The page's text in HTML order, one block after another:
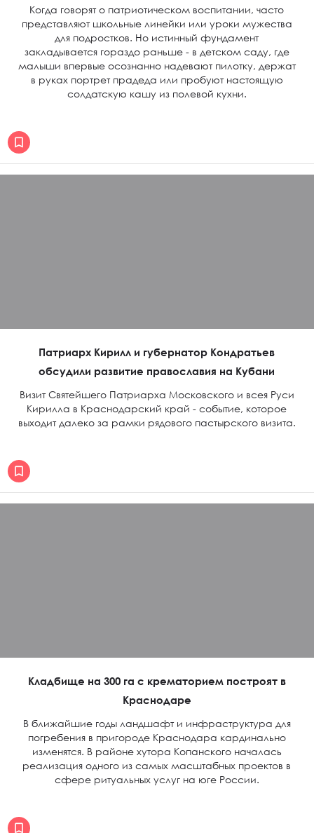
Когда говорят о патриотическом воспитании, часто
представляют школьные линейки или уроки мужества
для подростков. Но истинный фундамент
закладывается гораздо раньше - в детском саду, где
малыши впервые осознанно надевают пилотку, держат
в руках портрет прадеда или пробуют настоящую
солдатскую кашу из полевой кухни.
Патриарх Кирилл и губернатор Кондратьев
обсудили развитие православия на Кубани
Визит Святейшего Патриарха Московского и всея Руси
Кирилла в Краснодарский край - событие, которое
выходит далеко за рамки рядового пастырского визита.
Кладбище на 300 га с крематорием построят в
Краснодаре
В ближайшие годы ландшафт и инфраструктура для
погребения в пригороде Краснодара кардинально
изменятся. В районе хутора Копанского началась
реализация одного из самых масштабных проектов в
сфере ритуальных услуг на юге России.